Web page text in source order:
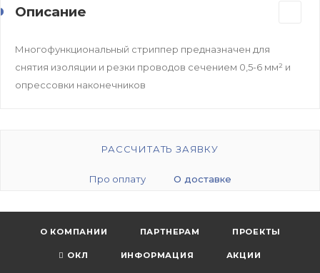
Описание
Многофункциональный стриппер предназначен для
снятия изоляции и резки проводов сечением 0,5-6 мм² и
опрессовки наконечников
РАССЧИТАТЬ ЗАЯВКУ
Про оплату О доставке
О КОМПАНИИ ПАРТНЕРАМ ПРОЕКТЫ
ОКЛ ИНФОРМАЦИЯ АКЦИИ